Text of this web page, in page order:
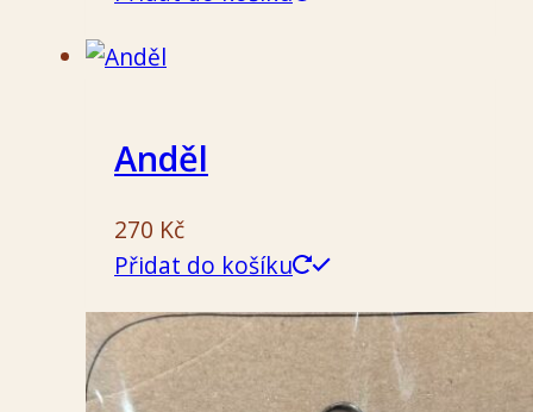
Anděl
270 Kč
Přidat do košíku